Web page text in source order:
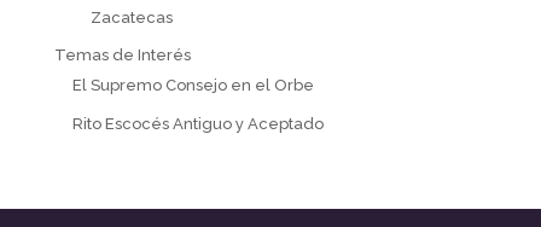
Zacatecas
Temas de Interés
El Supremo Consejo en el Orbe
Rito Escocés Antiguo y Aceptado